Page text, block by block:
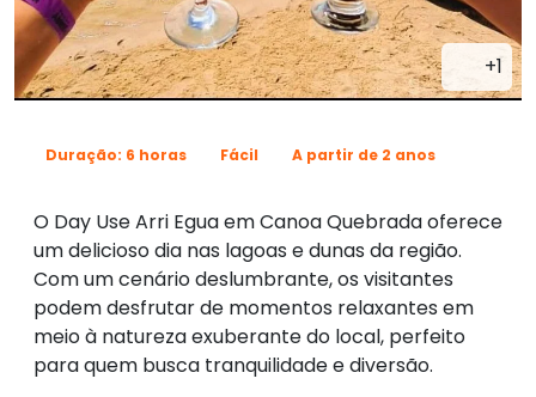
+1
Duração: 6 horas Fácil A partir de 2 anos
O Day Use Arri Egua em Canoa Quebrada oferece
um delicioso dia nas lagoas e dunas da região.
Com um cenário deslumbrante, os visitantes
podem desfrutar de momentos relaxantes em
meio à natureza exuberante do local, perfeito
para quem busca tranquilidade e diversão.